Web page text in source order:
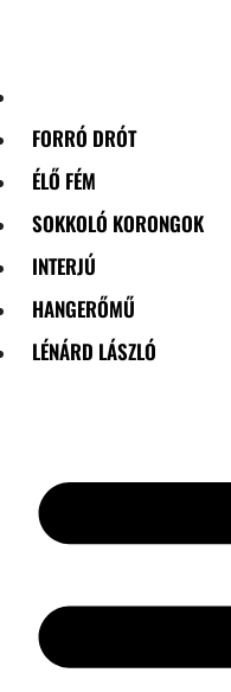
FORRÓ DRÓT
ÉLŐ FÉM
SOKKOLÓ KORONGOK
INTERJÚ
HANGERŐMŰ
LÉNÁRD LÁSZLÓ